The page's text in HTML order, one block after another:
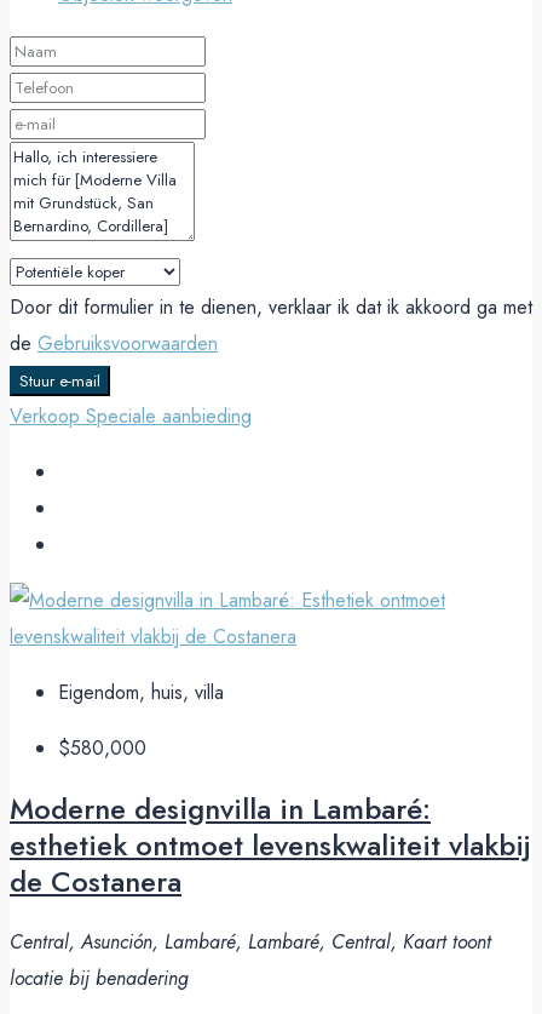
Door dit formulier in te dienen, verklaar ik dat ik akkoord ga met
de Gebruiksvoorwaarden
Stuur e-mail
Verkoop Speciale aanbieding
Eigendom, huis, villa
$580,000
Moderne designvilla in Lambaré:
esthetiek ontmoet levenskwaliteit vlakbij
de Costanera
Central, Asunción, Lambaré, Lambaré, Central, Kaart toont
locatie bij benadering